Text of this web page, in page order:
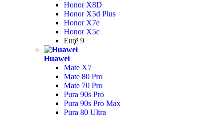
Honor X8D
Honor X5d Plus
Honor X7e
Honor X5c
Ещё 9
Huawei
Mate X7
Mate 80 Pro
Mate 70 Pro
Pura 90s Pro
Pura 90s Pro Max
Pura 80 Ultra